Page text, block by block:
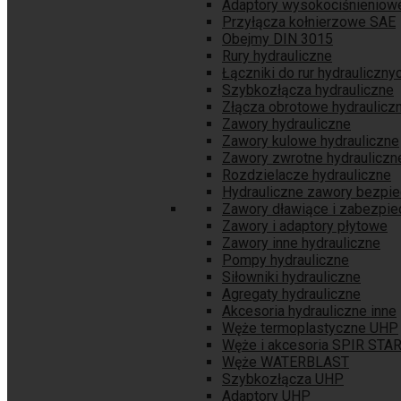
Adaptory
Przyłącza kołnierzowe SAE
Obejmy DIN 3015
Rury hydrauliczne
Łączniki do rur
Szybkozłącza hydrauliczne
Złącza obrotowe
Zawory hydrauliczne
Zawory kulowe hydrauliczne
Zawory zwrotne
Rozdzielacze hydrauliczne
Hydrauliczne zawory
Zawory dławiące i
Zawory i adaptory płytowe
Zawory inne hydrauliczne
Pompy hydrauliczne
Siłowniki hydrauliczne
Agregaty hydrauliczne
Akcesoria hydrauliczne inne
Węże termoplastyczne UHP
Węże i akcesoria SPIR STAR
Węże WATERBLAST
Szybkozłącza UHP
Adaptory UHP